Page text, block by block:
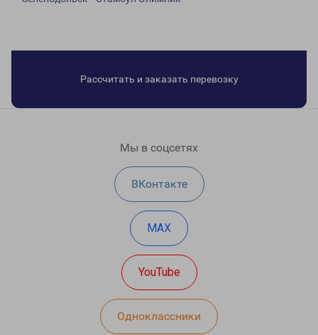
Рассчитать и заказать перевозку
Мы в соцсетях
ВКонтакте
MAX
YouTube
Одноклассники